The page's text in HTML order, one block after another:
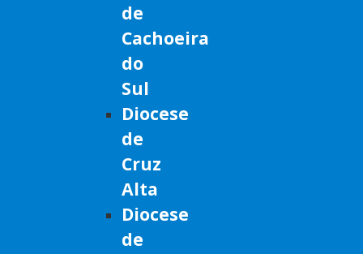
de
Cachoeira
do
Sul
Diocese
de
Cruz
Alta
Diocese
de